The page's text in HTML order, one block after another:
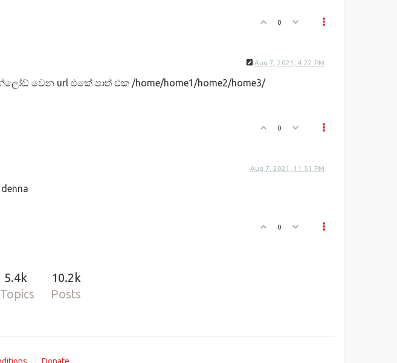
0
Aug 7, 2021, 4:22 PM
වෙන url එකේ පාත් එක /home/home1/home2/home3/
0
Aug 7, 2021, 11:51 PM
0
5.4k
Topics
10.2k
Posts